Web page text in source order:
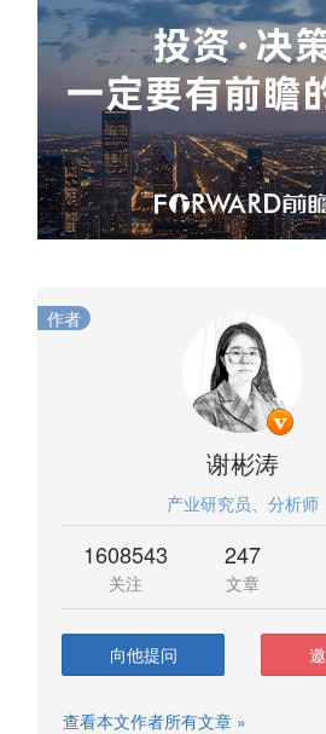
作者
谢彬涛
产业研究员、分析师
1608543
关注
247
文章
向他提问
查看本文作者所有文章 »